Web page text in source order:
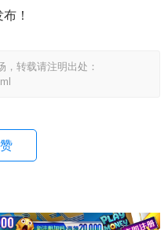
！
转载请注明出处：
赞